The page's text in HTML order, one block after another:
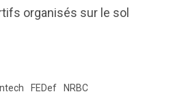
organisés sur le sol
FEDef NRBC